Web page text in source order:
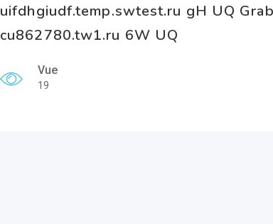
uifdhgiudf.temp.swtest.ru gH UQ
cu862780.tw1.ru 6W UQ
Vue
19